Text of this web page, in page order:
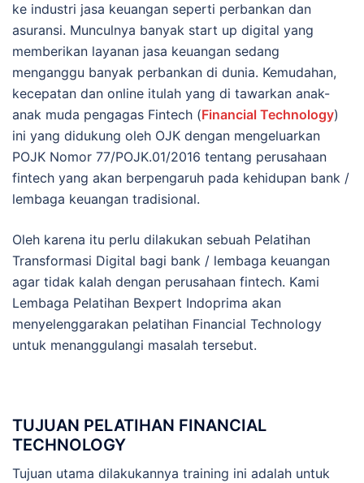
ke industri jasa keuangan seperti perbankan dan
asuransi. Munculnya banyak start up digital yang
memberikan layanan jasa keuangan sedang
menganggu banyak perbankan di dunia. Kemudahan,
kecepatan dan online itulah yang di tawarkan anak-
anak muda pengagas Fintech (Financial Technology)
ini yang didukung oleh OJK dengan mengeluarkan
POJK Nomor 77/POJK.01/2016 tentang perusahaan
fintech yang akan berpengaruh pada kehidupan bank /
lembaga keuangan tradisional.
Oleh karena itu perlu dilakukan sebuah Pelatihan
Transformasi Digital bagi bank / lembaga keuangan
agar tidak kalah dengan perusahaan fintech. Kami
Lembaga Pelatihan Bexpert Indoprima akan
menyelenggarakan pelatihan Financial Technology
untuk menanggulangi masalah tersebut.
TUJUAN PELATIHAN FINANCIAL
TECHNOLOGY
Tujuan utama dilakukannya training ini adalah untuk